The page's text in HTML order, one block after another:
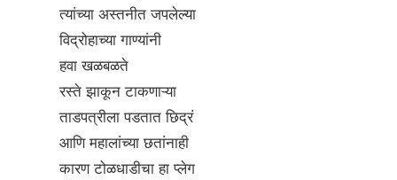
त्यांच्या अस्तनीत जपलेल्या
विद्रोहाच्या गाण्यांनी
हवा खळबळते
रस्ते झाकून टाकणाऱ्या
ताडपत्रीला पडतात छिद्रं
आणि महालांच्या छतांनाही
कारण टोळधाडीचा हा प्लेग